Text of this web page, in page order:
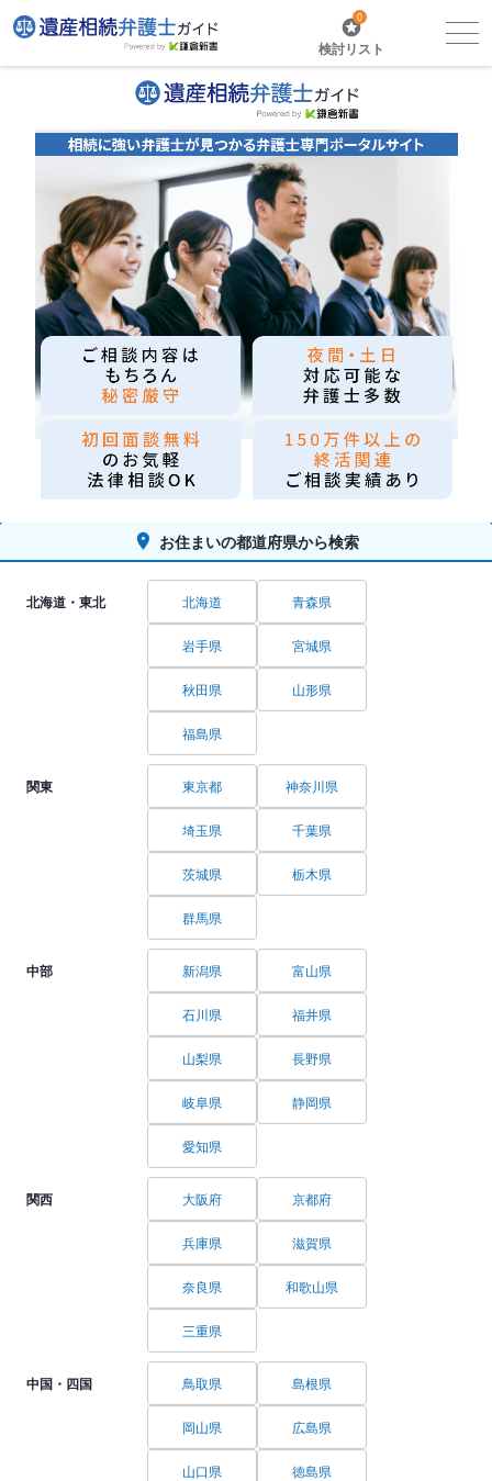
0
検討リスト
お住まいの都道府県から検索
北海道・東北 北海道 青森県
岩手県 宮城県
秋田県 山形県
福島県
関東 東京都 神奈川県
埼玉県 千葉県
茨城県 栃木県
群馬県
中部 新潟県 富山県
石川県 福井県
山梨県 長野県
岐阜県 静岡県
愛知県
関西 大阪府 京都府
兵庫県 滋賀県
奈良県 和歌山県
三重県
中国・四国 鳥取県 島根県
岡山県 広島県
山口県 徳島県